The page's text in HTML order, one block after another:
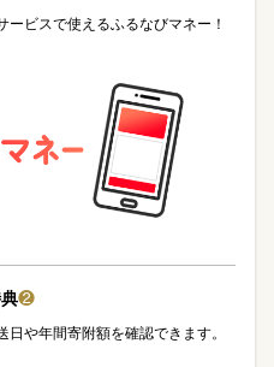
ビスで使えるふるなびマネー！
❷
や年間寄附額を確認できます。